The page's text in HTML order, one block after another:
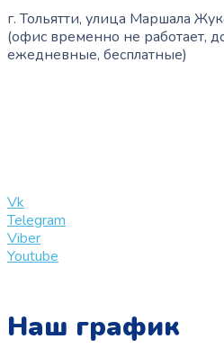
г. Тольятти, улица Маршала
(офис временно не работает,
ежедневные, бесплатные)
Vk
Telegram
Viber
Youtube
Наш график